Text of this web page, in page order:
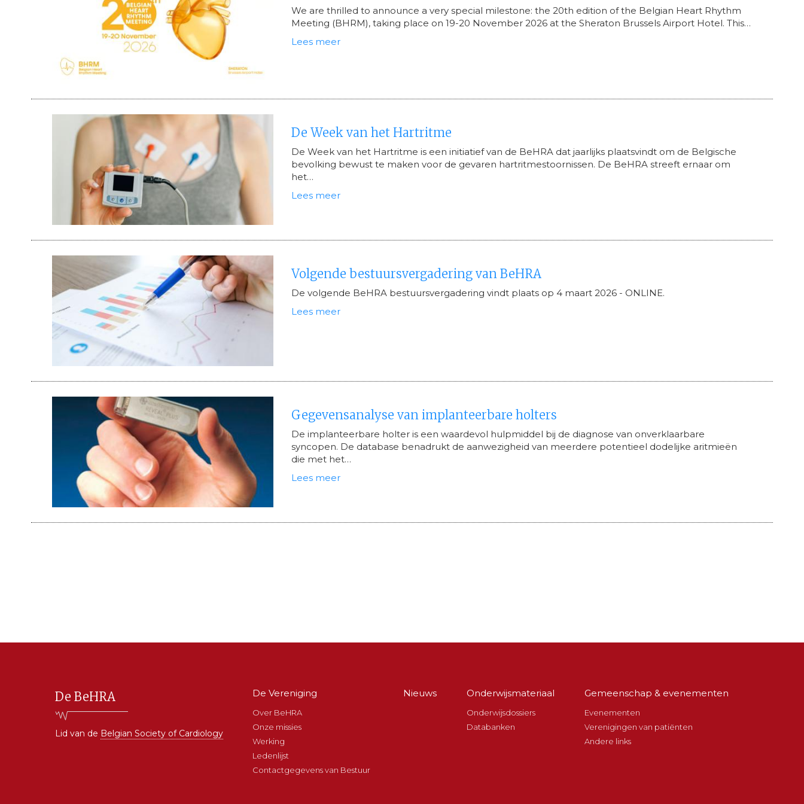
We are thrilled to announce a very special milestone: the 20th edition of the Belgian Heart Rhythm
Meeting (BHRM), taking place on 19-20 November 2026 at the Sheraton Brussels Airport Hotel. This…
Lees meer
De Week van het Hartritme
De Week van het Hartritme is een initiatief van de BeHRA dat jaarlijks plaatsvindt om de Belgische
bevolking bewust te maken voor de gevaren hartritmestoornissen. De BeHRA streeft ernaar om
het…
Lees meer
Volgende bestuursvergadering van BeHRA
De volgende BeHRA bestuursvergadering vindt plaats op 4 maart 2026 - ONLINE.
Lees meer
Gegevensanalyse van implanteerbare holters
De implanteerbare holter is een waardevol hulpmiddel bij de diagnose van onverklaarbare
syncopen. De database benadrukt de aanwezigheid van meerdere potentieel dodelijke aritmieën
die met het…
Lees meer
De BeHRA
Lid van de Belgian Society of Cardiology
Main
navigation
De Vereniging
Over BeHRA
Onze missies
Werking
Ledenlijst
Contactgegevens van Bestuur
Nieuws Onderwijsmateriaal
Onderwijsdossiers
Databanken
Gemeenschap & evenementen
Evenementen
Verenigingen van patiënten
Andere links